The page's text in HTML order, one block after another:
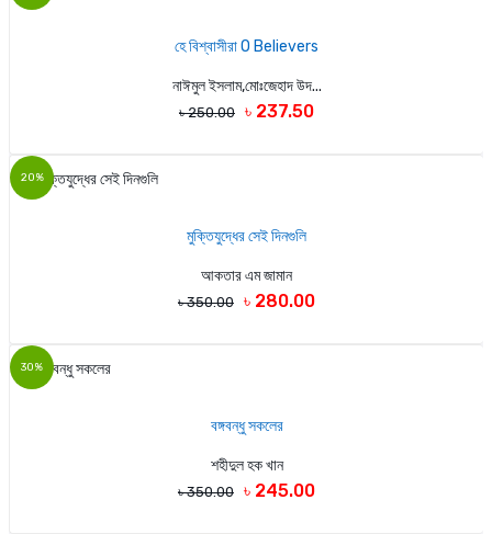
হে বিশ্বাসীরা O Believers
নাঈমুল ইসলাম,মোঃজেহাদ উদ...
৳ 250.00 ৳ 237.50
20%
মুক্তিযুদ্ধের সেই দিনগুলি
আকতার এম জামান
৳ 350.00 ৳ 280.00
30%
বঙ্গবন্ধু সকলের
শহীদুল হক খান
৳ 350.00 ৳ 245.00